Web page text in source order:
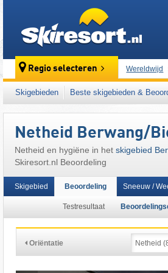
Regio selecteren Wereldwijd
Dit
noordelijke
West-Europa
Skigebieden Beste skigebieden &
Netheid Berwang/​
Netheid en hygiëne in het skigebied
Skiresort.nl Beoordeling
Skigebied Beoordeling
Testresultaat
Sneeuw /
Oriëntatie